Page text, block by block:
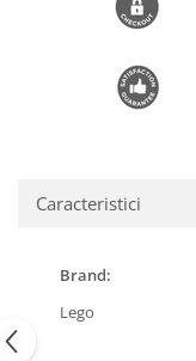
Trimmere si Fierastrae
Uscătoare de Păr
Caracteristici
Brand:
Lego